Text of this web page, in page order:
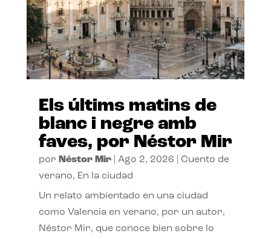
Els últims matins de
blanc i negre amb
faves, por Néstor Mir
por Néstor Mir| Ago 2, 2026
Cuento de
verano, En la ciudad
Un relato ambientado en una ciudad
como Valencia en verano, por un autor,
Néstor Mir, que conoce bien sobre lo